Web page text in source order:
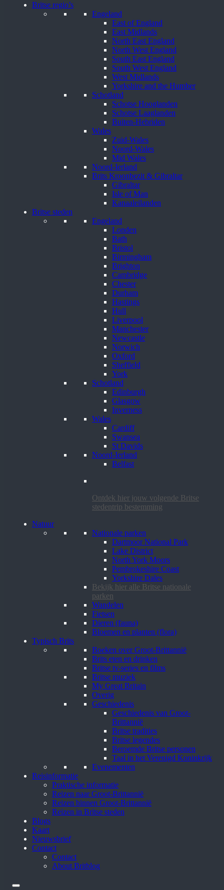
Britse regio’s
Engeland
East of England
East Midlands
North East England
North West England
South East England
South West England
West Midlands
Yorkshire and the Humber
Schotland
Schotse Hooglanden
Schotse Laaglanden
Buiten-Hebriden
Wales
Zuid-Wales
Noord-Wales
Mid Wales
Noord-Ierland
Brits Kroonbezit & Gibraltar
Gibraltar
Isle of Man
Kanaaleilanden
Britse steden
Engeland
Londen
Bath
Bristol
Birmingham
Brighton
Cambridge
Chester
Durham
Hastings
Hull
Liverpool
Manchester
Newcastle
Norwich
Oxford
Sheffield
York
Schotland
Edinburgh
Glasgow
Inverness
Wales
Cardiff
Swansea
St Davids
Noord-Ierland
Belfast
Ontdek hier jouw volgende Britse
stedentrip bestemming
Natuur
Nationale parken
Dartmoor National Park
Lake District
North York Moors
Pembrokeshire Coast
Yorkshire Dales
Bekijk hier alle Britse nationale
parken
Wandelen
Fietsen
Dieren (fauna)
Bloemen en planten (flora)
Typisch Brits
Boeken over Groot-Brittannië
Brits eten en drinken
Britse tv-series en films
Britse muziek
My Great Britain
Overig
Geschiedenis
Geschiedenis van Groot-
Brittannië
Britse tradities
Britse legendes
Beroemde Britse personen
Taal in het Verenigd Koninkrijk
Evenementen
Reisinformatie
Praktische informatie
Reizen naar Groot-Brittannië
Reizen binnen Groot-Brittannië
Reizen in Britse steden
Blogs
Kaart
Nieuwsbrief
Contact
Contact
About Britblog